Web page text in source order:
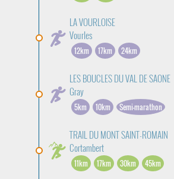
LA VOURLOISE
Vourles
12km 17km 24km
LES BOUCLES DU VAL DE SAONE
Gray
5km 10km Semi-marathon
TRAIL DU MONT SAINT-ROMAIN
Cortambert
11km 17km 30km 45km